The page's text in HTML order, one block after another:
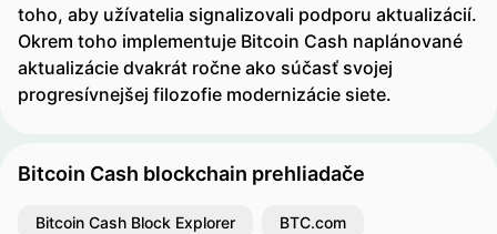
toho, aby užívatelia signalizovali podporu aktualizácií.
Okrem toho implementuje Bitcoin Cash naplánované
aktualizácie dvakrát ročne ako súčasť svojej
progresívnejšej filozofie modernizácie siete.
Bitcoin Cash blockchain prehliadače
Bitcoin Cash Block Explorer BTC.com